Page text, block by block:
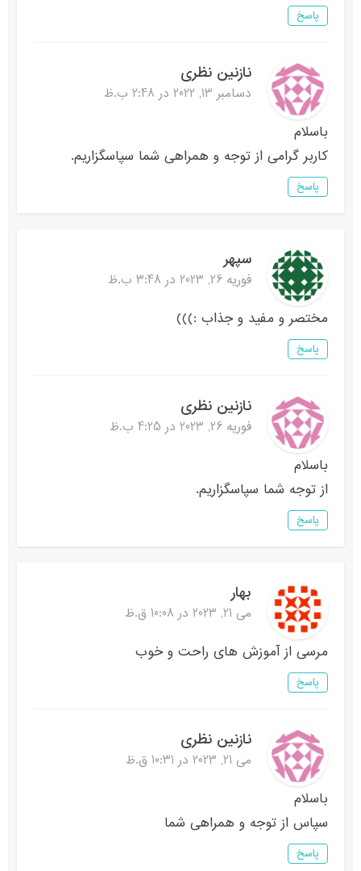
پاسخ
نازنین نظری
دسامبر 13, 2022 در 2:48 ب.ظ
باسلام
کاربر گرامی از توجه و همراهی شما سپاسگزاریم.
پاسخ
سپهر
فوریه 26, 2023 در 3:48 ب.ظ
مختصر و مفید و جذاب :)))
پاسخ
نازنین نظری
فوریه 26, 2023 در 4:25 ب.ظ
باسلام
از توجه شما سپاسگزاریم.
پاسخ
بهار
می 21, 2023 در 10:08 ق.ظ
مرسی از آموزش های راحت و خوب
پاسخ
نازنین نظری
می 21, 2023 در 10:31 ق.ظ
باسلام
سپاس از توجه و همراهی شما
پاسخ